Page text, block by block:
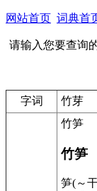
网站首页 词典首
请输入您要查询
字词 竹芽
竹笋
竹笋
笋(～